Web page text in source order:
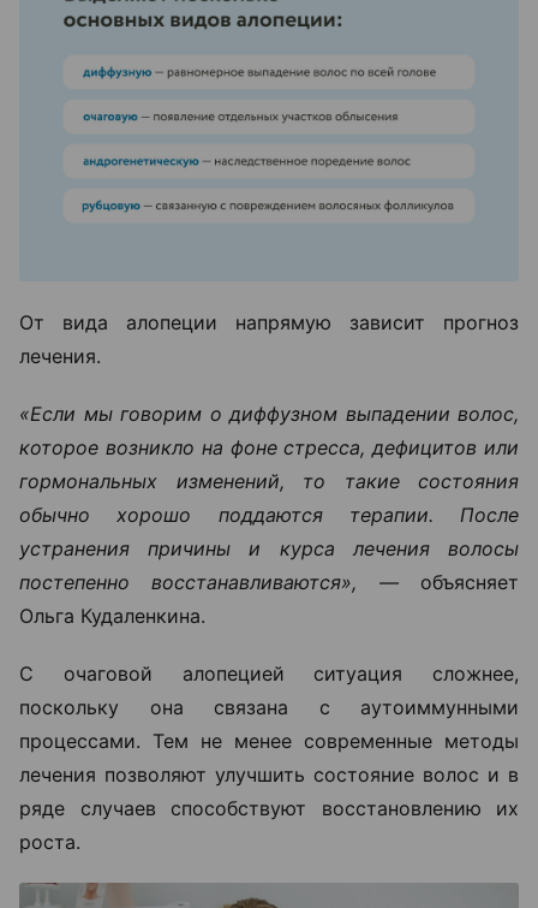
От вида алопеции напрямую зависит прогноз
лечения.
«Если мы говорим о диффузном выпадении волос,
которое возникло на фоне стресса, дефицитов или
гормональных изменений, то такие состояния
обычно хорошо поддаются терапии. После
устранения причины и курса лечения волосы
постепенно восстанавливаются», —объясняет
Ольга Кудаленкина.
С очаговой алопецией ситуация сложнее,
поскольку она связана с аутоиммунными
процессами. Тем не менее современные методы
лечения позволяют улучшить состояние волос и в
ряде случаев способствуют восстановлению их
роста.